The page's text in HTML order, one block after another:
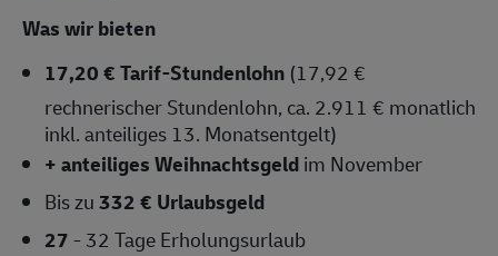
Was wir bieten
17,20 € Tarif-Stundenlohn (17,92 €
rechnerischer Stundenlohn, ca. 2.911 € monatlich
inkl. anteiliges 13. Monatsentgelt)
+ anteiliges Weihnachtsgeldim November
Bis zu332 € Urlaubsgeld
27- 32 Tage Erholungsurlaub